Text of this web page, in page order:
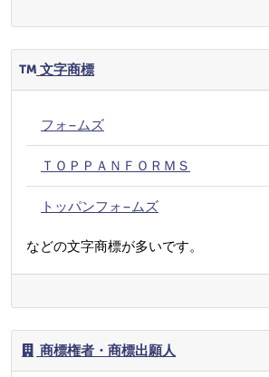
文字商標
フォ−ムズ
ＴＯＰＰＡＮＦＯＲＭＳ
トッパンフォ−ムズ
などの文字商標が多いです。
商標権者・商標出願人